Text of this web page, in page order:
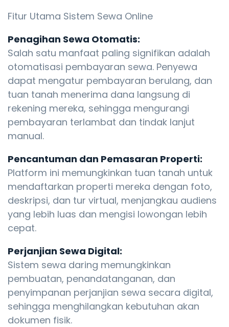
Fitur Utama Sistem Sewa Online
Penagihan Sewa Otomatis:
Salah satu manfaat paling signifikan adalah
otomatisasi pembayaran sewa. Penyewa
dapat mengatur pembayaran berulang, dan
tuan tanah menerima dana langsung di
rekening mereka, sehingga mengurangi
pembayaran terlambat dan tindak lanjut
manual.
Pencantuman dan Pemasaran Properti:
Platform ini memungkinkan tuan tanah untuk
mendaftarkan properti mereka dengan foto,
deskripsi, dan tur virtual, menjangkau audiens
yang lebih luas dan mengisi lowongan lebih
cepat.
Perjanjian Sewa Digital:
Sistem sewa daring memungkinkan
pembuatan, penandatanganan, dan
penyimpanan perjanjian sewa secara digital,
sehingga menghilangkan kebutuhan akan
dokumen fisik.